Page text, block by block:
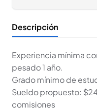
Descripción
Experiencia mínima
pesado 1 año.
Grado mínimo de
Sueldo propuesto:
comisiones